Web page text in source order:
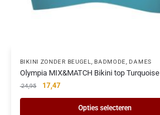
BIKINI ZONDER BEUGEL,BADMODE,DAMES
Olympia MIX&MATCH Bikini top Turquoise
24,95 17,47
Opties selecteren